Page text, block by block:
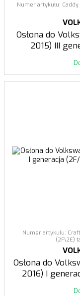
Numer artykułu:
Osłona do
2015) III
Numer artykułu:
(2F\2E)
Osłona do
2016) I